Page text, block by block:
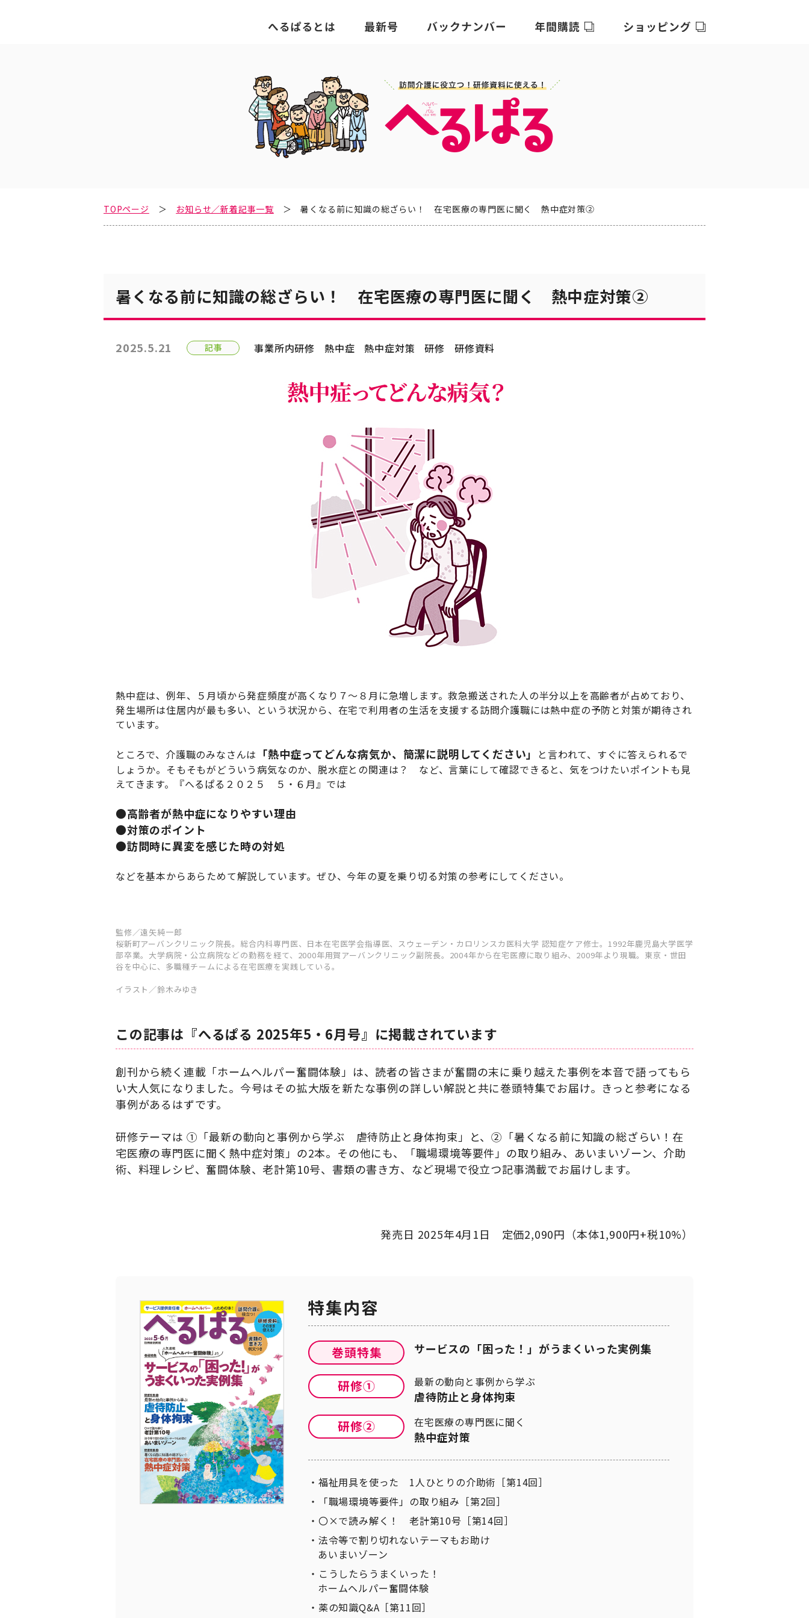
TOPページ お知らせ／新着記事一覧 暑くなる前に知識の総ざらい！ 在宅医療の専門医に聞く 熱中症対策②
暑くなる前に知識の総ざらい！ 在宅医療の専門医に聞く 熱中症対策②
2025.5.21 記事 事業所内研修 熱中症 熱中症対策 研修 研修資料
熱中症は、例年、５月頃から発症頻度が高くなり７～８月に急増します。救急搬送された人の半分以上を高齢者が占めており、
発生場所は住居内が最も多い、という状況から、在宅で利用者の生活を支援する訪問介護職には熱中症の予防と対策が期待され
ています。
ところで、介護職のみなさんは 「熱中症ってどんな病気か、簡潔に説明してください」
と言われて、すぐに答えられるで
しょうか。そもそもがどういう病気なのか、脱水症との関連は？ など、言葉にして確認できると、気をつけたいポイントも見
えてきます。『へるぱる２０２５ ５・６月』では
●高齢者が熱中症になりやすい理由
●対策のポイント
●訪問時に異変を感じた時の対処
などを基本からあらためて解説しています。ぜひ、今年の夏を乗り切る対策の参考にしてください。
監修／遠矢純一郎
桜新町アーバンクリニック院長。総合内科専門医、日本在宅医学会指導医、スウェーデン・カロリンスカ医科大学 認知症ケア修士。1992年鹿児島大学医学
部卒業。大学病院・公立病院などの勤務を経て、2000年用賀アーバンクリニック副院長。2004年から在宅医療に取り組み、2009年より現職。東京・世田
谷を中心に、多職種チームによる在宅医療を実践している。
イラスト／鈴木みゆき
この記事は『へるぱる 2025年5・6月号』に掲載されています
創刊から続く連載「ホームヘルパー奮闘体験」は、読者の皆さまが奮闘の末に乗り越えた事例を本音で語ってもら
い大人気になりました。今号はその拡大版を新たな事例の詳しい解説と共に巻頭特集でお届け。きっと参考になる
事例があるはずです。
研修テーマは ①「最新の動向と事例から学ぶ 虐待防止と身体拘束」と、②「暑くなる前に知識の総ざらい！在
宅医療の専門医に聞く熱中症対策」の2本。その他にも、「職場環境等要件」の取り組み、あいまいゾーン、介助
術、料理レシピ、奮闘体験、老計第10号、書類の書き方、など現場で役立つ記事満載でお届けします。
発売日 2025年4月1日 定価2,090円（本体1,900円+税10%）
サービスの「困った！」がうまくいった実例集
最新の動向と事例から学ぶ
虐待防止と身体拘束
在宅医療の専門医に聞く
熱中症対策
福祉用具を使った 1人ひとりの介助術［第14回］
「職場環境等要件」の取り組み［第2回］
〇×で読み解く！ 老計第10号［第14回］
法令等で割り切れないテーマもお助け
あいまいゾーン
こうしたらうまくいった！
ホームヘルパー奮闘体験
薬の知識Q&A［第11回］